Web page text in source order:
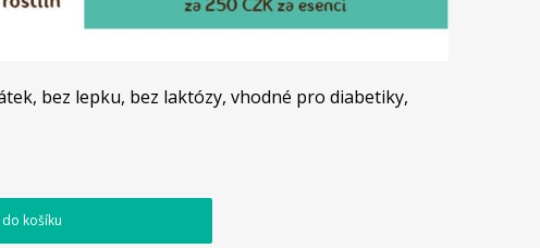
bez lepku, bez laktózy, vhodné pro diabetiky,
košíku